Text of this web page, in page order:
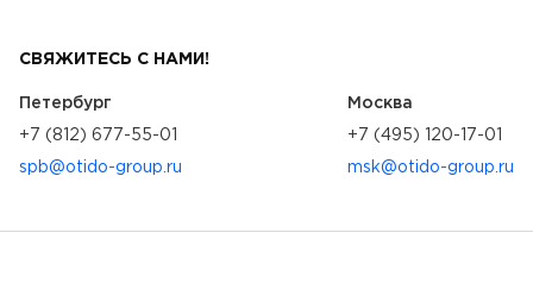
СВЯЖИТЕСЬ С НАМИ!
Петербург
+7 (812) 677-55-01
spb@otido-group.ru
Москва
+7 (495) 120-17-01
msk@otido-group.ru